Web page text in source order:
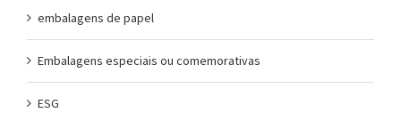
embalagens de papel
Embalagens especiais ou comemorativas
ESG